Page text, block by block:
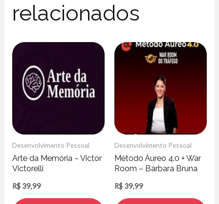
relacionados
Desenvolvimento Pessoal
Arte da Memória – Victor
Victorelli
R$ 39,99
Desenvolvimento Pessoal
Método Áureo 4.0 + War
Room – Bárbara Bruna
R$ 39,99